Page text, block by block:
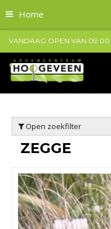
Home
VANDAAG OPEN VAN 09:00
Open zoekfilter
ZEGGE